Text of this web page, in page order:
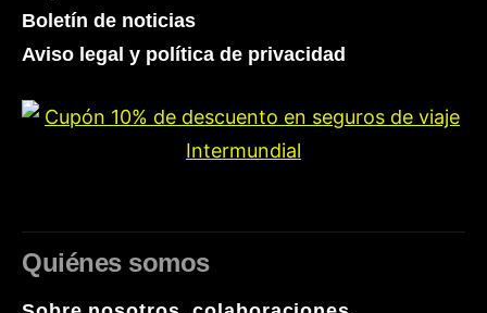
Boletín de noticias
Aviso legal y política de privacidad
Quiénes somos